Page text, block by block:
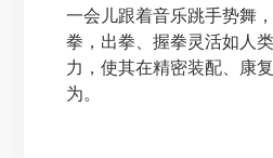
一会儿跟着音乐跳手势舞
拳，出拳、握拳灵活如人
力，使其在精密装配、康
为。